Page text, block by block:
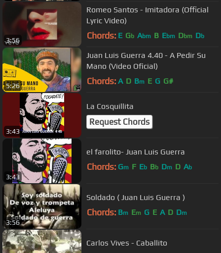
3:56
Romeo Santos - Imitadora (Official
Lyric Video)
Chords: E Gb Abm B Ebm Dbm Db
5:26
Juan Luis Guerra 4.40 - A Pedir Su
Mano (Video Oficial)
Chords: A D Bm E G G#
3:43
La Cosquillita
Request Chords
3:43
el farolito- Juan Luis Guerra
Chords: Gm F Eb Bb Dm D Ab
3:56
Soldado ( Juan Luis Guerra )
Chords: Bm Em G E A D Dm
Carlos Vives - Caballito